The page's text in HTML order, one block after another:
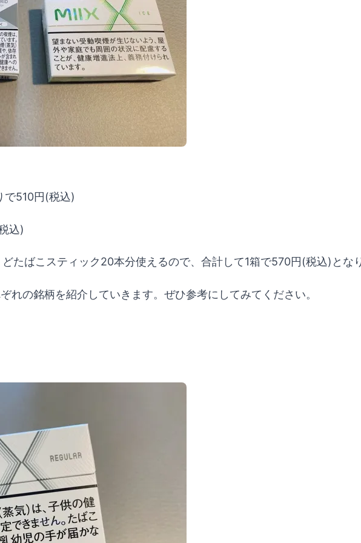
で510円(税込)
込)
たばこスティック20本分使えるので、合計して1箱で570円(税込)とな
れの銘柄を紹介していきます。ぜひ参考にしてみてください。